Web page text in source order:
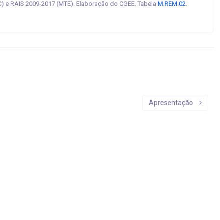
e RAIS 2009-2017 (MTE). Elaboração do CGEE. Tabela M.REM.02.
Apresentação